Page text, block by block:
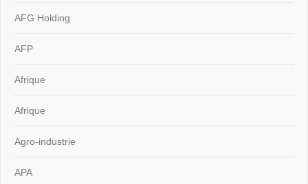
AFG Holding
AFP
Afrique
Afrique
Agro-industrie
APA